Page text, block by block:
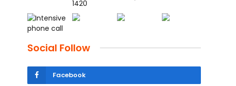
Social Follow
Facebook